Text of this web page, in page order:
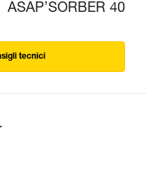
ASAP’SORBER 40
tecnici